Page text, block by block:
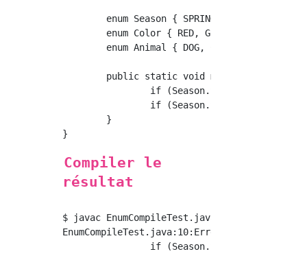
Compiler le
résultat
$ javac EnumCompileTest.java
EnumCompileTest.java:10:Erreur:Les types